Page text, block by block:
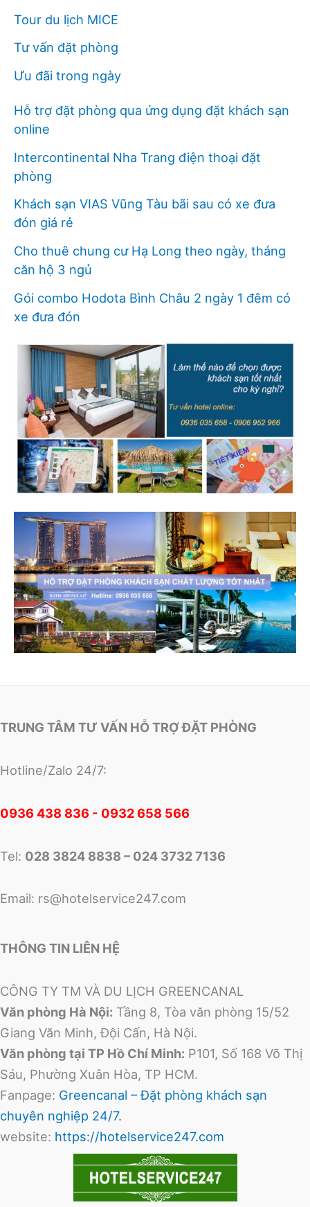
Tour du lịch MICE
Tư vấn đặt phòng
Ưu đãi trong ngày
Hỗ trợ đặt phòng qua ứng dụng đặt khách sạn
online
Intercontinental Nha Trang điện thoại đặt
phòng
Khách sạn VIAS Vũng Tàu bãi sau có xe đưa
đón giá rẻ
Cho thuê chung cư Hạ Long theo ngày, tháng
căn hộ 3 ngủ
Gói combo Hodota Bình Châu 2 ngày 1 đêm có
xe đưa đón
TRUNG TÂM TƯ VẤN HỖ TRỢ ĐẶT PHÒNG
Hotline/Zalo 24/7:
0936 438 836 - 0932 658 566
Tel: 028 3824 8838 – 024 3732 7136
Email: rs@hotelservice247.com
THÔNG TIN LIÊN HỆ
CÔNG TY TM VÀ DU LỊCH GREENCANAL
Văn phòng Hà Nội: Tầng 8, Tòa văn phòng 15/52
Giang Văn Minh, Đội Cấn, Hà Nội.
Văn phòng tại TP Hồ Chí Minh: P101, Số 168 Võ Thị
Sáu, Phường Xuân Hòa, TP HCM.
Fanpage: Greencanal – Đặt phòng khách sạn
chuyên nghiệp 24/7.
website: https://hotelservice247.com